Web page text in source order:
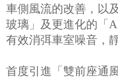
車側風流的改善，以
玻璃」及更進化的「
有效消弭車室噪音，
首度引進「雙前座通